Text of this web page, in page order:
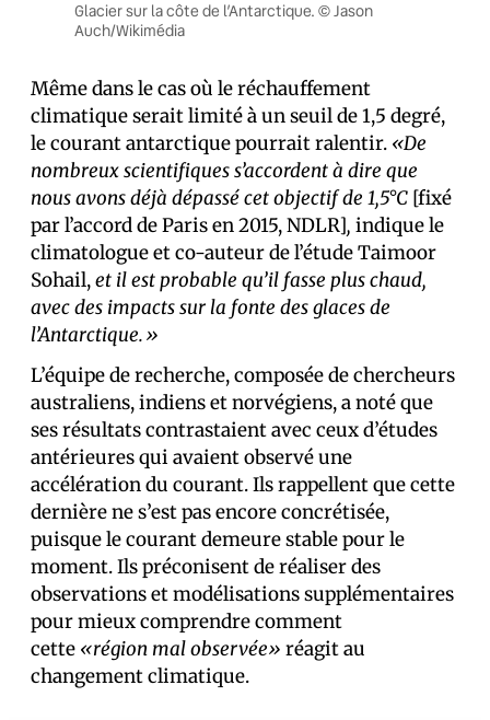
Glacier sur la côte de l’Antarctique. © Jason
Auch/Wikimédia
Même dans le cas où le réchauffement
climatique serait limité à un seuil de 1,5 degré,
le courant antarctique pourrait ralentir. «De
nombreux scientifiques s’accordent à dire que
nous avons déjà dépassé cet objectif de 1,5°C [fixé
par l’accord de Paris en 2015, NDLR], indique le
climatologue et co-auteur de l’étude Taimoor
Sohail,et il est probable qu’il fasse plus chaud,
avec des impacts sur la fonte des glaces de
l’Antarctique.»
L’équipe de recherche, composée de chercheurs
australiens, indiens et norvégiens, a noté que
ses résultats contrastaient avec ceux d’études
antérieures qui avaient observé une
accélération du courant. Ils rappellent que cette
dernière ne s’est pas encore concrétisée,
puisque le courant demeure stable pour le
moment. Ils préconisent de réaliser des
observations et modélisations supplémentaires
pour mieux comprendre comment
cette «région mal observée» réagit au
changement climatique.